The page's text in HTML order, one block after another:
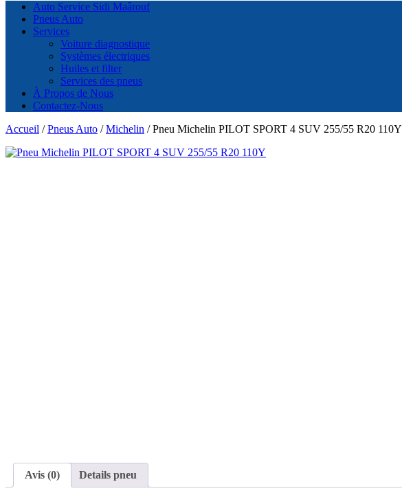
Auto Service Sidi Maârouf
Pneus Auto
Services
Voiture diagnostique
Systèmes électriques
Huiles et filter
Services des pneus
À Propos de Nous
Contactez-Nous
Accueil /Pneus Auto /Michelin / Pneu Michelin PILOT SPORT 4 SUV 255/55 R20 110Y
Avis (0) Details pneu